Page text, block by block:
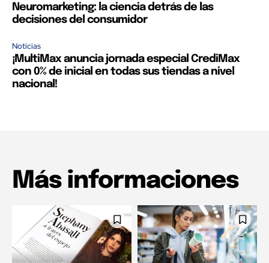
Neuromarketing: la ciencia detrás de las
decisiones del consumidor
Noticias
¡MultiMax anuncia jornada especial CrediMax
con 0% de inicial en todas sus tiendas a nivel
nacional!
Más informaciones